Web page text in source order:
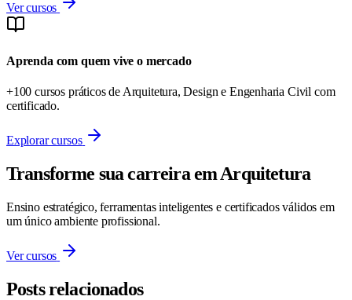
Ver cursos
Aprenda com quem vive o mercado
+100 cursos práticos de Arquitetura, Design e Engenharia Civil com
certificado.
Explorar cursos
Transforme sua carreira em Arquitetura
Ensino estratégico, ferramentas inteligentes e certificados válidos em
um único ambiente profissional.
Ver cursos
Posts relacionados